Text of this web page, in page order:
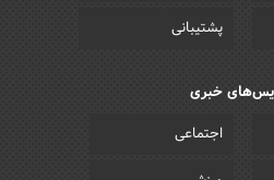
پشتیبانی
خبری
اجتماعی